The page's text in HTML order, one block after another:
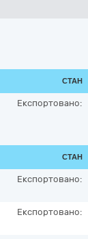
СТАН
Експортовано:
СТАН
Експортовано:
Експортовано: